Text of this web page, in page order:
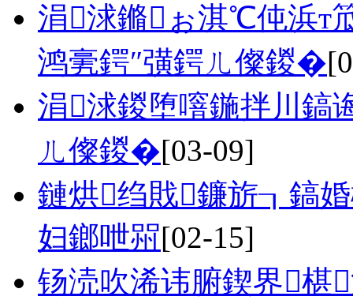
涓浗鏅ぉ淇℃伅浜т
鸿亴鍔″彉鍔ㄦ儏鍐�
涓浗鍐堕噾鍦拌川鎬
ㄦ儏鍐�[03-09]
鏈烘绉戝鐮旂┒鎬婚
妇鎯呭喌[02-15]
钖涜吹浠讳腑鍥界椹